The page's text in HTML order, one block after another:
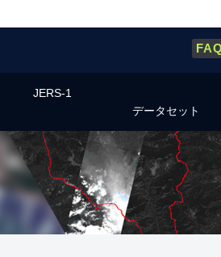
FAQ
JERS-1
データセット